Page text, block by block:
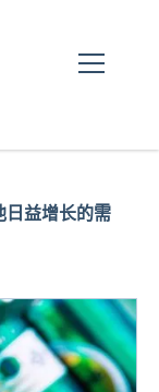
日益增长的需